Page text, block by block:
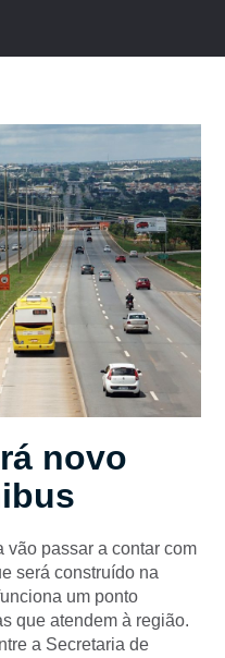
novo
vão passar a contar com
será construído na
um ponto
que atendem à região.
a Secretaria de